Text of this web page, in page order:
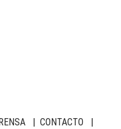
| CONTACTO